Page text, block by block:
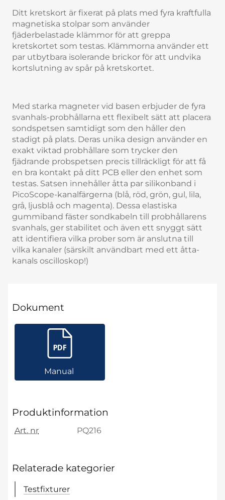
Ditt kretskort är fixerat på plats med fyra kraftfulla
magnetiska stolpar som använder
fjäderbelastade klämmor för att greppa
kretskortet som testas. Klämmorna använder ett
par utbytbara isolerande brickor för att undvika
kortslutning av spår på kretskortet.
Med starka magneter vid basen erbjuder de fyra
svanhals-probhållarna ett flexibelt sätt att placera
sondspetsen samtidigt som den håller den
stadigt på plats. Deras unika design använder en
exakt viktad probhållare som trycker den
fjädrande probspetsen precis tillräckligt för att få
en bra kontakt på ditt PCB eller den enhet som
testas. Satsen innehåller åtta par silikonband i
PicoScope-kanalfärgerna (blå, röd, grön, gul, lila,
grå, ljusblå och magenta). Dessa elastiska
gummiband fäster sondkabeln till probhållarens
svanhals, ger stabilitet och även ett snyggt sätt
att identifiera vilka prober som är anslutna till
vilka kanaler (särskilt användbart med ett åtta-
kanals oscilloskop!)
Dokument
Manual
Produktinformation
Art. nr PQ216
Relaterade kategorier
Testfixturer